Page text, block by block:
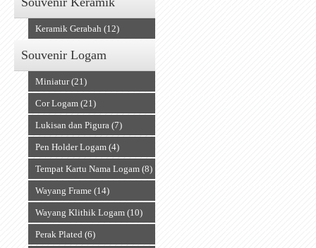
Keramik Gerabah (12)
Souvenir Logam
Miniatur (21)
Cor Logam (21)
Lukisan dan Pigura (7)
Pen Holder Logam (4)
Tempat Kartu Nama Logam (8)
Wayang Frame (14)
Wayang Klithik Logam (10)
Perak Plated (6)